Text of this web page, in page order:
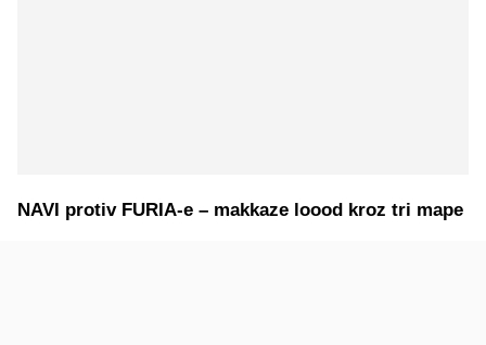
NAVI protiv FURIA-e – makkaze loood kroz tri mape